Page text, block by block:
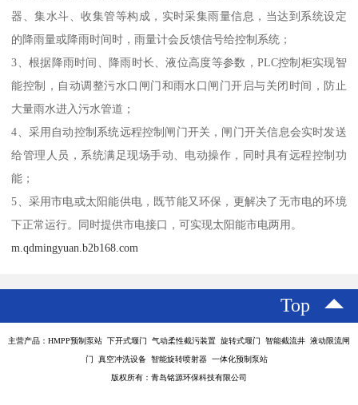
器、集水斗、收集管等构成，实时采集雨量信息，当达到系统设定
的降雨量或降雨时间时，雨量计会反馈信号给控制系统；
3、根据降雨时间、降雨时长、液位高度等参数，PLC控制柜实现智
能控制，自动调整污水口闸门和雨水口闸门开启与关闭时间，防止
大量雨水进入污水管道；
4、采用自动控制系统远程控制闸门开关，闸门开关信息会实时发送
给管理人员，系统满足现场手动、电动操作，同时具有远程控制功
能；
5、采用市电或太阳能供电，既节能又环保，更解决了无市电的环境
下正常运行。同时提供市电接口，可实现太阳能市电两用。
m.qdmingyuan.b2b168.com
Top
主营产品：HMPP预制泵站 下开式堰门 气动柔性截污装置 旋转式堰门 智能截流井 液动限流闸
门 真空冲洗设备 智能旋转喷射器 一体化预制泵站
版权所有：青岛铭源环保科技有限公司